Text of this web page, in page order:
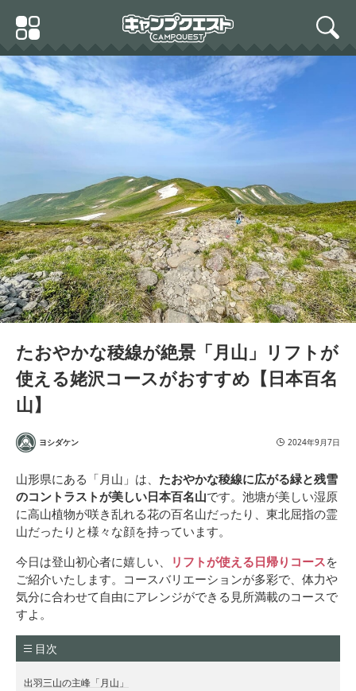
Primary
Menu
search
たおやかな稜線が絶景「月山」リフトが
使える姥沢コースがおすすめ【日本百名
山】
ヨシダケン 2024年9月7日
山形県にある「月山」は、 たおやかな稜線に広がる緑と残雪
のコントラストが美しい日本百名山です。池塘が美しい湿原
に高山植物が咲き乱れる花の百名山だったり、東北屈指の霊
山だったりと様々な顔を持っています。
今日は登山初心者に嬉しい、
リフトが使える日帰りコースを
ご紹介いたします。コースバリエーションが多彩で、体力や
気分に合わせて自由にアレンジができる見所満載のコースで
すよ。
目次
出羽三山の主峰「月山」